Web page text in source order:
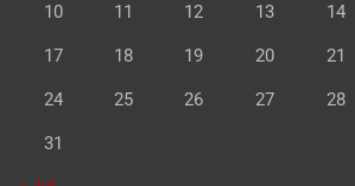
10 11 12 13 14
17 18 19 20 21
24 25 26 27 28
31